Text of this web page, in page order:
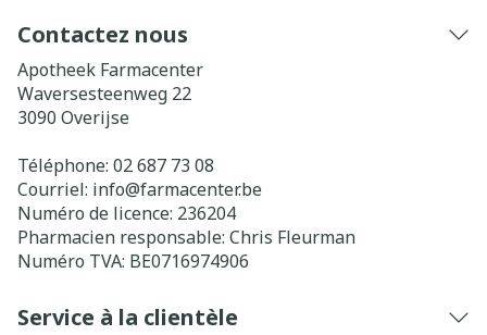
Contactez nous
Apotheek Farmacenter
Waversesteenweg 22
3090 Overijse
Téléphone: 02 687 73 08
Courriel: info@farmacenter.be
Numéro de licence: 236204
Pharmacien responsable: Chris Fleurman
Numéro TVA: BE0716974906
Service à la clientèle